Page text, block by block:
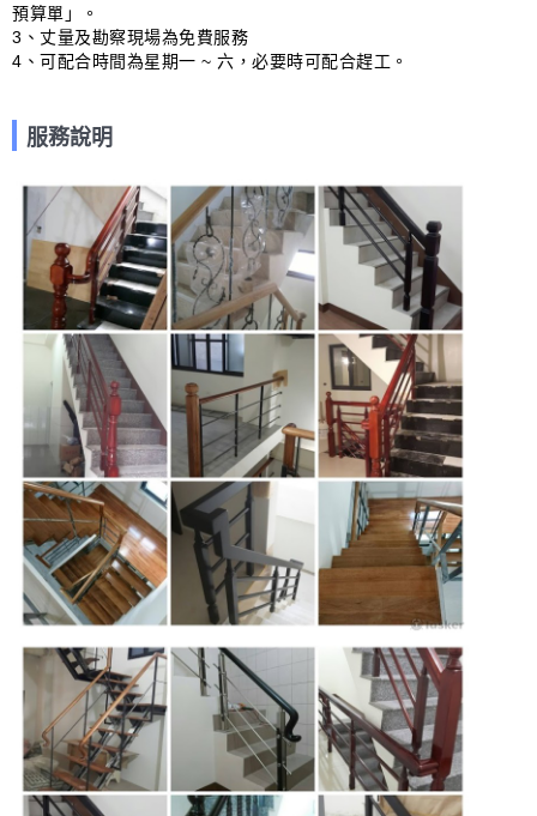
預算單」。
3、丈量及勘察現場為免費服務
4、可配合時間為星期一 ~ 六，必要時可配合趕工。
服務說明